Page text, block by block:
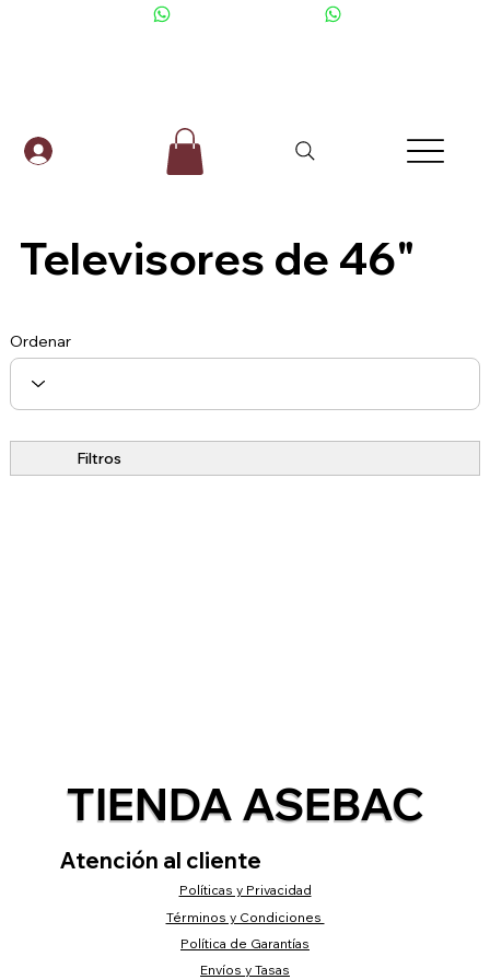
Televisores de 46"
Filtros
Ordenar
TIENDA ASEBAC
Atención al cliente
Políticas y Privacidad
Términos y Condiciones
Envíos y Tasas
Política de Garantías